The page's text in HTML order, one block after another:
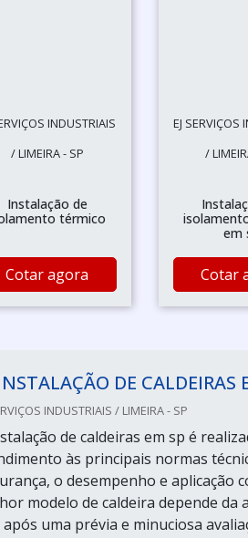
INDUSTRIAIS
/ LIMEIRA - SP
Instalação de
térmico
Cotar agora
EJ SERVIÇOS
/
em
Cotar
DE CALDEIRAS
INDUSTRIAIS / LIMEIRA - SP
de caldeiras em sp é
às principais normas
o desempenho e aplicação
modelo de caldeira depende da
uma prévia e minuciosa